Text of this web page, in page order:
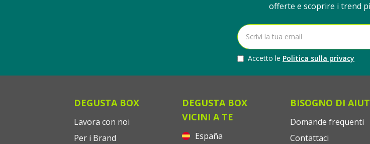
offerte e scoprire i trend
Accetto le Politica sulla privacy
DEGUSTA BOX
Lavora con noi
Per i Brand
DEGUSTA BOX
VICINI A TE
España
BISOGNO DI
Domande frequenti
Contattaci